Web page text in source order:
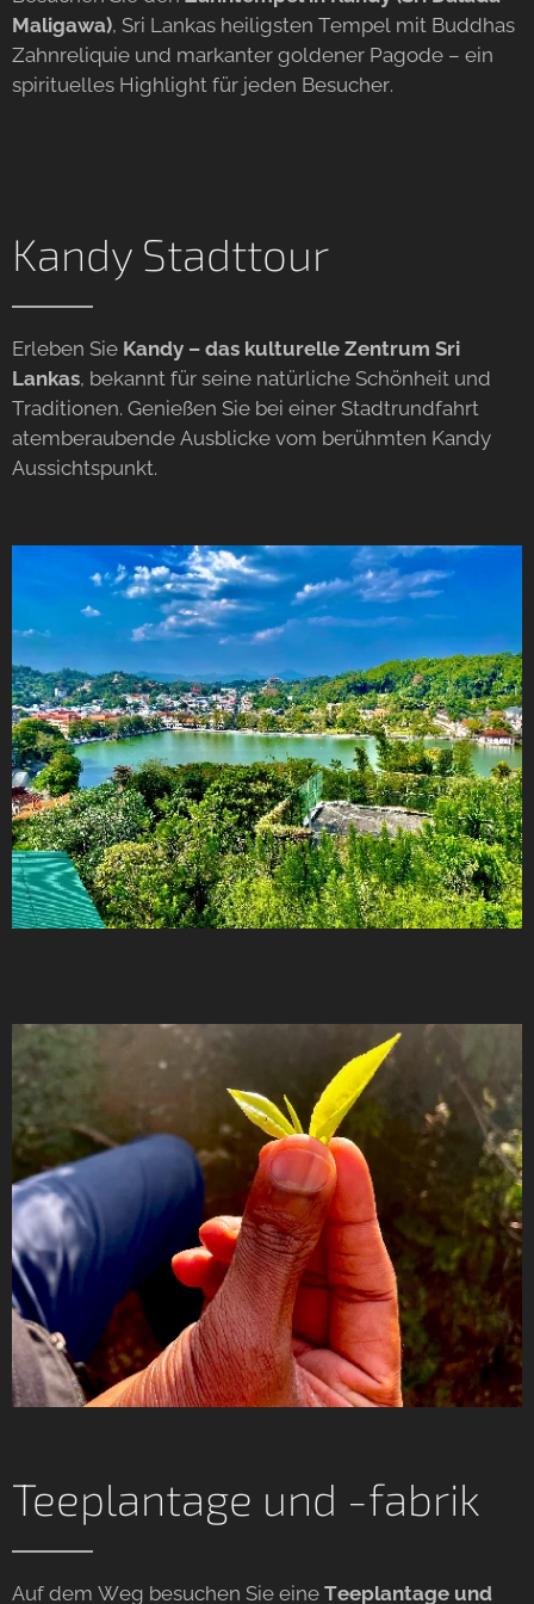
Maligawa), Sri Lankas heiligsten Tempel mit Buddhas
Zahnreliquie und markanter goldener Pagode – ein
spirituelles Highlight für jeden Besucher.
Kandy Stadttour
Erleben Sie Kandy – das kulturelle Zentrum Sri
Lankas, bekannt für seine natürliche Schönheit und
Traditionen. Genießen Sie bei einer Stadtrundfahrt
atemberaubende Ausblicke vom berühmten Kandy
Aussichtspunkt.
Teeplantage und -fabrik
Auf dem Weg besuchen Sie eine Teeplantage und